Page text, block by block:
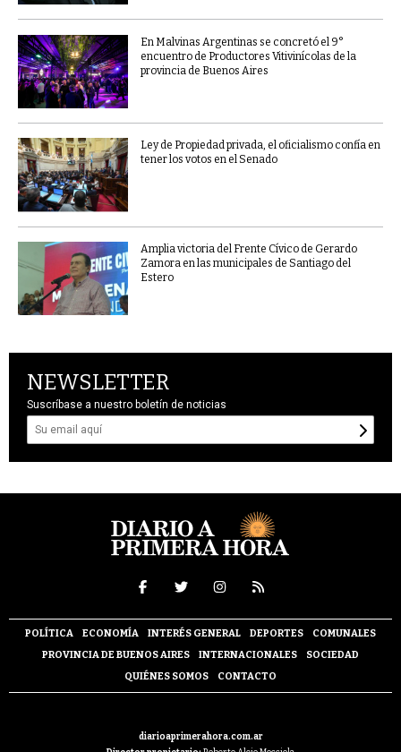
En Malvinas Argentinas se concretó el 9°
encuentro de Productores Vitivinícolas de la
provincia de Buenos Aires
Ley de Propiedad privada, el oficialismo confía en
tener los votos en el Senado
Amplia victoria del Frente Cívico de Gerardo
Zamora en las municipales de Santiago del
Estero
NEWSLETTER
Suscríbase a nuestro boletín de noticias
POLÍTICA ECONOMÍA INTERÉS GENERAL DEPORTES
COMUNALES
PROVINCIA DE BUENOS AIRES
INTERNACIONALES
SOCIEDAD
QUIÉNES SOMOS
CONTACTO
diarioaprimerahora.com.ar